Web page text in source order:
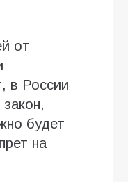
от
в России
будет
на